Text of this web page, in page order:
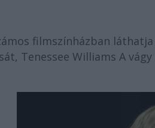
filmszínházban
Tenessee Williams A